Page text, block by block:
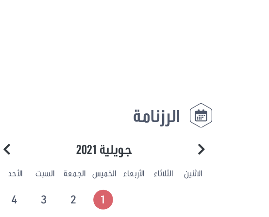
الرزنامة
جويلية 2021
الاثنين الثلاثاء الأربعاء الخميس الجمعة السبت الأحد
1
2
3
4